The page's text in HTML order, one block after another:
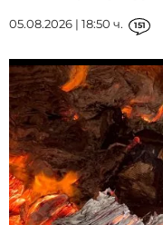
05.08.2026 | 18:50 ч. 151